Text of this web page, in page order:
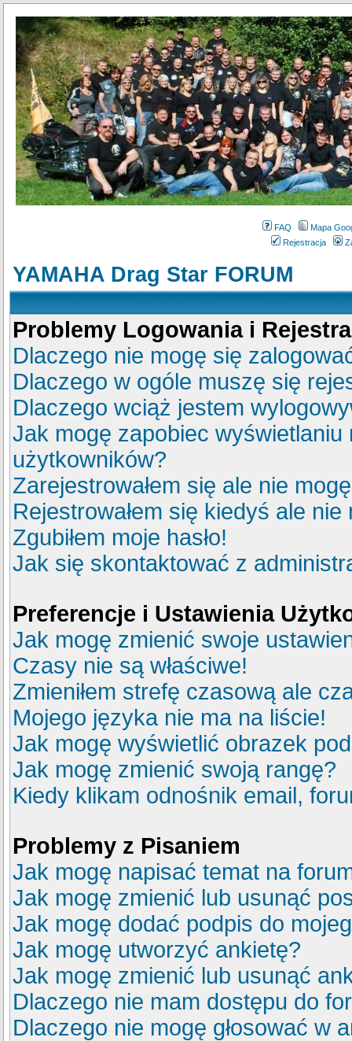
FAQ
Mapa
Rejestracja
YAMAHA Drag Star FORUM
Problemy Logowania i
Dlaczego nie mogę się
Dlaczego w ogóle muszę się
Dlaczego wciąż jestem
Jak mogę zapobiec
użytkowników?
Zarejestrowałem się ale nie
Rejestrowałem się kiedyś ale
Zgubiłem moje hasło!
Jak się skontaktować z
Preferencje i Ustawienia
Jak mogę zmienić swoje
Czasy nie są właściwe!
Zmieniłem strefę czasową ale
Mojego języka nie ma na liście!
Jak mogę wyświetlić obrazek
Jak mogę zmienić swoją rangę?
Kiedy klikam odnośnik email,
Problemy z Pisaniem
Jak mogę napisać temat na
Jak mogę zmienić lub usunąć
Jak mogę dodać podpis do
Jak mogę utworzyć ankietę?
Jak mogę zmienić lub usunąć
Dlaczego nie mam dostępu do
Dlaczego nie mogę głosować w